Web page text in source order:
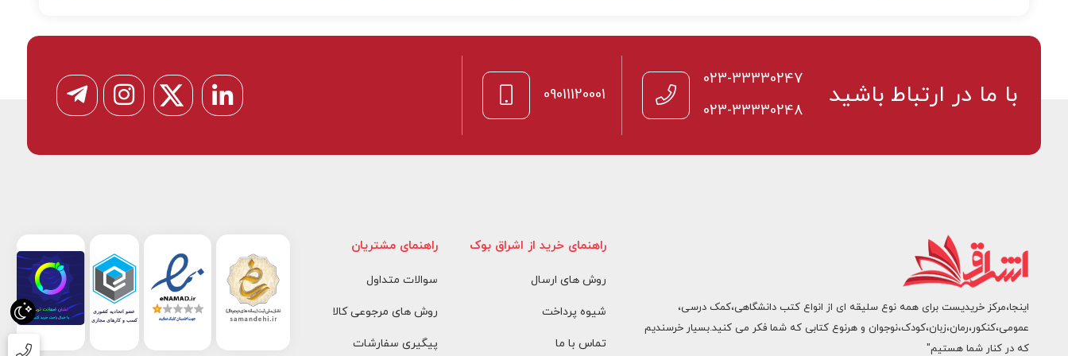
با ما در ارتباط باشید 09011120001
023-33330247
023-33330248
اینجا،مرکز خریدیست برای همه نوع سلیقه ای از انواع کتب دانشگاهی،کمک درسی،
عمومی،کنکور،رمان،زبان،کودک،نوجوان و هرنوع کتابی که شما فکر می کنید.بسیار خرسندیم
که در کنار شما هستیم"
راهنمای خرید از اشراق بوک
روش های ارسال
شیوه پرداخت
تماس با ما
راهنمای مشتریان
سوالات متداول
روش های مرجوعی کالا
پیگیری سفارشات